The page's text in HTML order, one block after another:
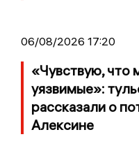
06/08/2026 17:20
«Чувствую, что
уязвимые»:
рассказали о
Алексине